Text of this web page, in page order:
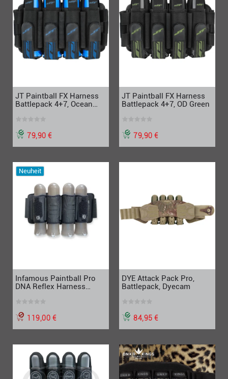
JT Paintball FX Harness
Battlepack 4+7, Ocean
79,90 €
JT Paintball FX Harness
Battlepack 4+7, OD Green
79,90 €
Neuheit
Infamous Paintball Pro
DNA Reflex Harness
119,00 €
DYE Attack Pack Pro,
Battlepack, Dyecam
84,95 €